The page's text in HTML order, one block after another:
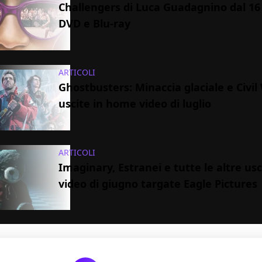
Challengers di Luca Guadagnino dal
DVD e Blu-ray
ARTICOLI
Ghostbusters: Minaccia glaciale e
uscite in home video di luglio
ARTICOLI
Imaginary, Estranei e tutte le altre
video di giugno targate Eagle Pictures